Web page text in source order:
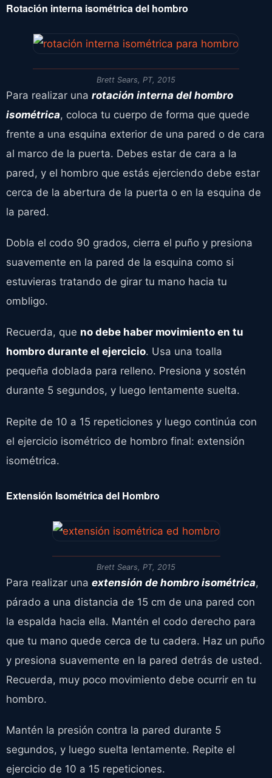
Rotación interna isométrica del hombro
Brett Sears, PT, 2015
Para realizar una rotación interna del hombro
isométrica, coloca tu cuerpo de forma que quede
frente a una esquina exterior de una pared o de cara
al marco de la puerta. Debes estar de cara a la
pared, y el hombro que estás ejerciendo debe estar
cerca de la abertura de la puerta o en la esquina de
la pared.
Dobla el codo 90 grados, cierra el puño y presiona
suavemente en la pared de la esquina como si
estuvieras tratando de girar tu mano hacia tu
ombligo.
Recuerda, que no debe haber movimiento en tu
hombro durante el ejercicio. Usa una toalla
pequeña doblada para relleno. Presiona y sostén
durante 5 segundos, y luego lentamente suelta.
Repite de 10 a 15 repeticiones y luego continúa con
el ejercicio isométrico de hombro final: extensión
isométrica.
Extensión Isométrica del Hombro
Brett Sears, PT, 2015
Para realizar una extensión de hombro isométrica,
párado a una distancia de 15 cm de una pared con
la espalda hacia ella. Mantén el codo derecho para
que tu mano quede cerca de tu cadera. Haz un puño
y presiona suavemente en la pared detrás de usted.
Recuerda, muy poco movimiento debe ocurrir en tu
hombro.
Mantén la presión contra la pared durante 5
segundos, y luego suelta lentamente. Repite el
ejercicio de 10 a 15 repeticiones.